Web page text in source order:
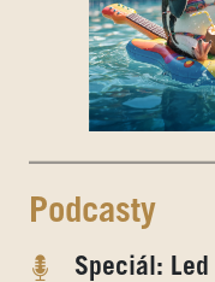
Podcasty
Speciál: